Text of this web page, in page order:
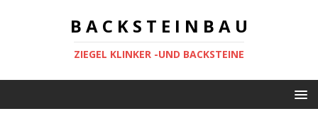
B A C K S T E I N B A U
ZIEGEL KLINKER -UND BACKSTEINE